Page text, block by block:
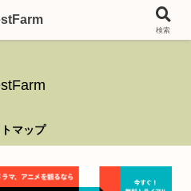
、釣り、乗り物、DIYなど難しい事はさ
マップ
検索